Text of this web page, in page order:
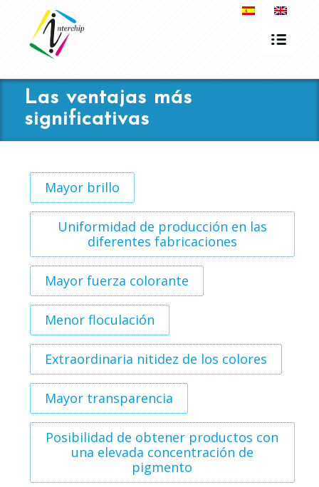
Las ventajas más
significativas
Mayor brillo
Uniformidad de producción en las
diferentes fabricaciones
Mayor fuerza colorante
Menor floculación
Extraordinaria nitidez de los colores
Mayor transparencia
Posibilidad de obtener productos con
una elevada concentración de
pigmento